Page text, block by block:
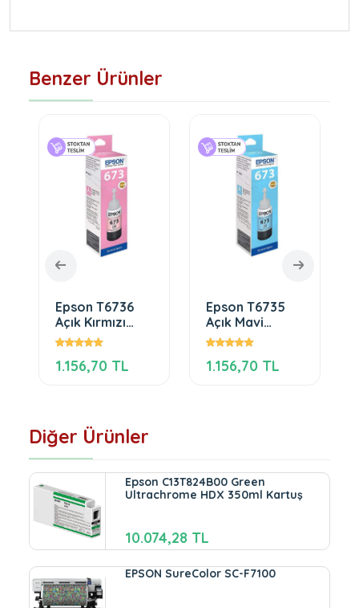
Benzer Ürünler
Epson T6736
Açık Kırmızı
Mürekkep
1.156,70 TL
Epson T6735
Açık Mavi
Mürekkep
1.156,70 TL
Diğer Ürünler
Epson C13T824B00 Green
Ultrachrome HDX 350ml Kartuş
10.074,28 TL
EPSON SureColor SC-F7100